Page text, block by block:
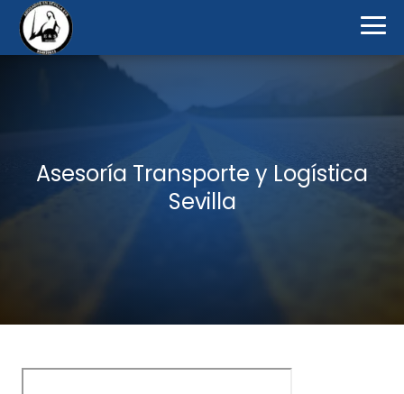
Asesoría Transporte y Logística
Sevilla